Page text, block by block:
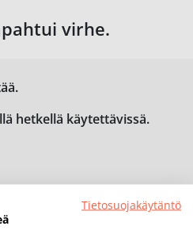
virhe.
hetkellä käytettävissä.
Tietosuojakäytäntö